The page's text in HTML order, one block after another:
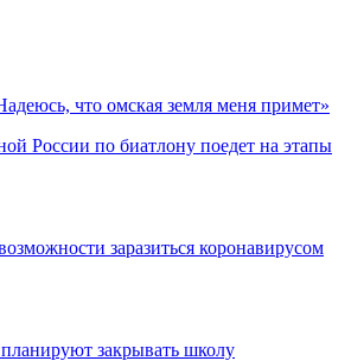
что омская земля меня примет»
России по биатлону поедет на этапы
заразиться коронавирусом
закрывать школу